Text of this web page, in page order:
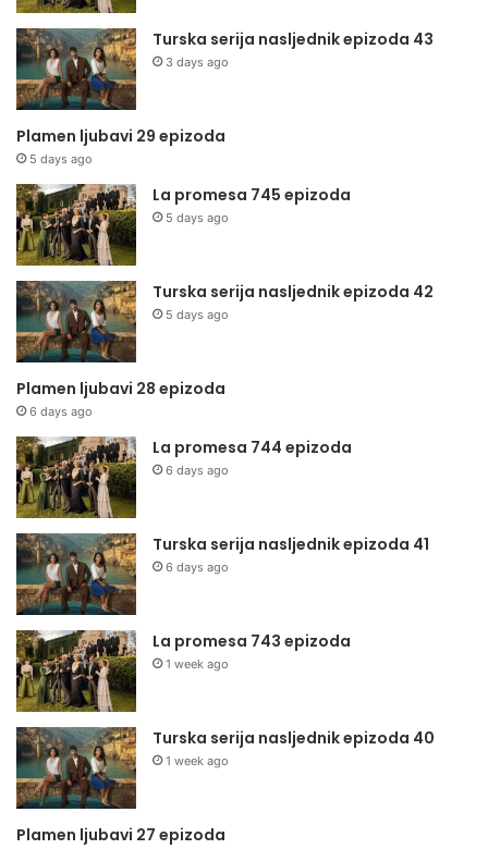
Turska serija nasljednik epizoda 43
3 days ago
Plamen ljubavi 29 epizoda
5 days ago
La promesa 745 epizoda
5 days ago
Turska serija nasljednik epizoda 42
5 days ago
Plamen ljubavi 28 epizoda
6 days ago
La promesa 744 epizoda
6 days ago
Turska serija nasljednik epizoda 41
6 days ago
La promesa 743 epizoda
1 week ago
Turska serija nasljednik epizoda 40
1 week ago
Plamen ljubavi 27 epizoda